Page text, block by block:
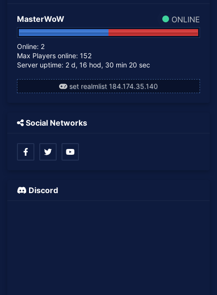
MasterWoW ONLINE
Online: 2
Max Players online: 152
Server uptime: 2 d, 16 hod, 30 min 20 sec
set realmlist 184.174.35.140
Social Networks
Discord